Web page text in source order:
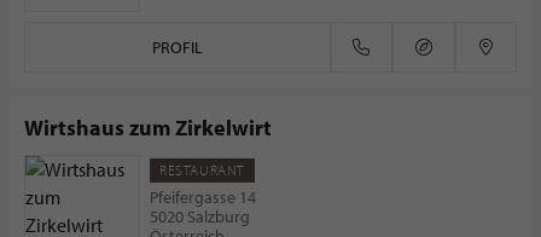
PROFIL
Wirtshaus zum Zirkelwirt
RESTAURANT
Pfeifergasse 14
5020 Salzburg